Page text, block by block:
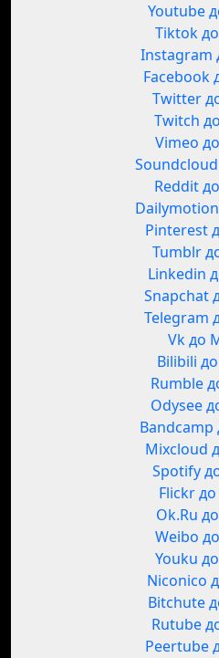
Youtube
Tiktok
Instagram
Facebook
Twitter
Twitch
Vimeo
Reddit
Pinterest
Tumblr
Linkedin
Snapchat
Telegram
Vk до
Bilibili
Rumble
Odysee
Bandcamp
Mixcloud
Spotify
Flickr
Ok.Ru
Weibo
Youku
Niconico
Bitchute
Rutube
Peertube